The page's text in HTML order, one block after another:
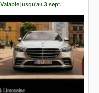
Valable jusqu'au 3 sept.